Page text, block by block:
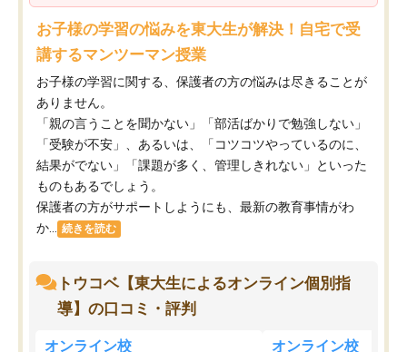
お子様の学習の悩みを東大生が解決！自宅で受
講するマンツーマン授業
お子様の学習に関する、保護者の方の悩みは尽きることが
ありません。
「親の言うことを聞かない」「部活ばかりで勉強しない」
「受験が不安」、あるいは、「コツコツやっているのに、
結果がでない」「課題が多く、管理しきれない」といった
ものもあるでしょう。
保護者の方がサポートしようにも、最新の教育事情がわ
か...
続きを読む
トウコベ【東大生によるオンライン個別指
導】の口コミ・評判
オンライン校 オンライン校